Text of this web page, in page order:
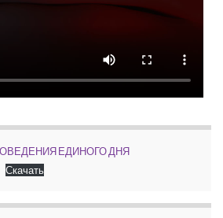
ЕДИНОГО ДНЯ
Скачать